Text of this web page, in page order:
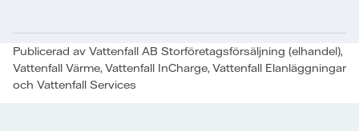
Publicerad av Vattenfall AB Storföretagsförsäljning (elhandel),
Vattenfall Värme, Vattenfall InCharge, Vattenfall Elanläggningar
och Vattenfall Services